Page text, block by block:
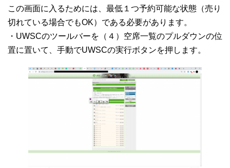
この画面に入るためには、最低１つ予約可能な状態（売り
切れている場合でもOK）である必要があります。
・UWSCのツールバーを（４）空席一覧のプルダウンの位
置に置いて、手動でUWSCの実行ボタンを押します。